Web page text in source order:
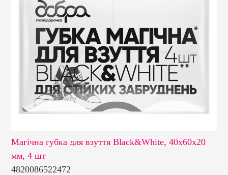
Магічна губка для взуття Black&White, 40х60х20
мм, 4 шт
4820086522472